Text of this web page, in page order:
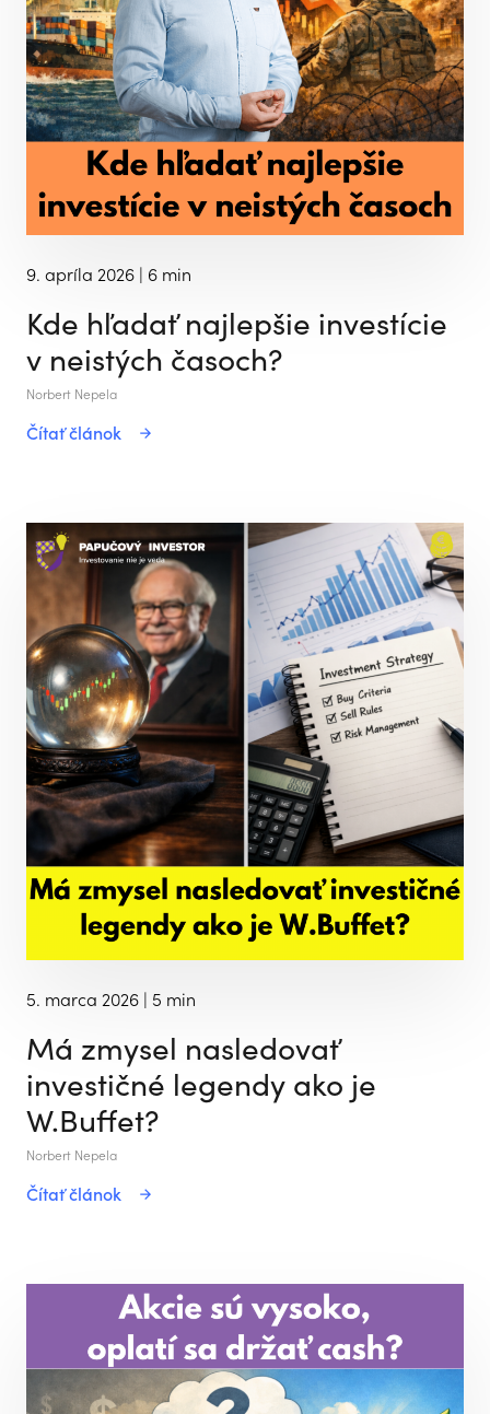
9. apríla 2026 | 6 min
Kde hľadať najlepšie investície
v neistých časoch?
Norbert Nepela
Čítať článok
5. marca 2026 | 5 min
Má zmysel nasledovať
investičné legendy ako je
W.Buffet?
Norbert Nepela
Čítať článok